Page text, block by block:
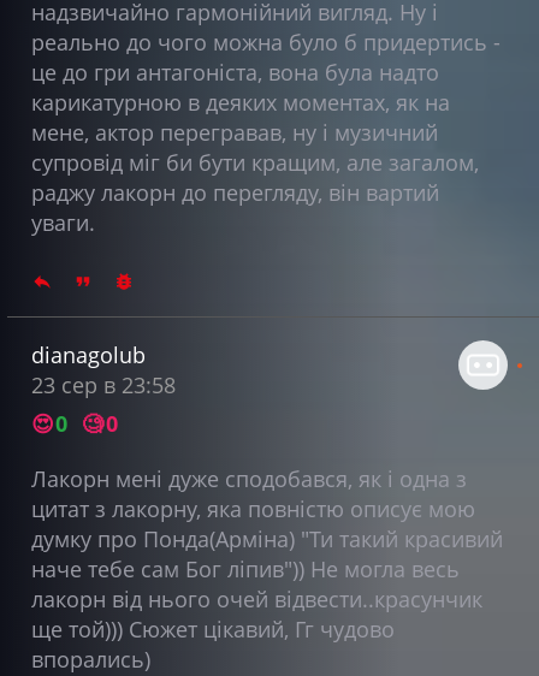
надзвичайно гармонійний вигляд. Ну і
реально до чого можна було б придертись -
це до гри антагоніста, вона була надто
карикатурною в деяких моментах, як на
мене, актор перегравав, ну і музичний
супровід міг би бути кращим, але загалом,
раджу лакорн до перегляду, він вартий
уваги.
dianagolub
23 сер в 23:58
😍0 🧐0
Лакорн мені дуже сподобався, як і одна з
цитат з лакорну, яка повністю описує мою
думку про Понда(Арміна) "Ти такий красивий
наче тебе сам Бог ліпив")) Не могла весь
лакорн від нього очей відвести..красунчик
ще той))) Сюжет цікавий, Гг чудово
впорались)